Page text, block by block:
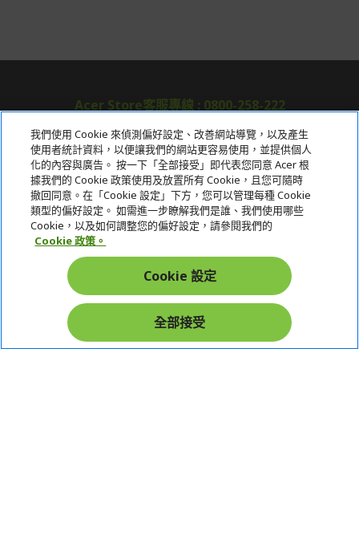
Acer Store客服專線 : 0800-258-222
關於宏碁
服務
宏碁網路商城
在社群上追蹤 Acer
我們使用 Cookie 來偵測偏好設定、改善網站導覽，以及產生
使用者統計資料，以便讓我們的網站更容易使用，並提供個人
化的內容與廣告。 按一下「全部接受」即代表您同意 Acer 根
據我們的 Cookie 政策使用及放置所有 Cookie，且您可隨時
撤回同意。在「Cookie 設定」下方，您可以管理每種 Cookie
類型的偏好設定。 如需進一步瞭解我們是誰、我們使用哪些
Cookie，以及如何調整您的偏好設定，請參閱我們的
Cookie 政策。
Cookie 設定
全部接受